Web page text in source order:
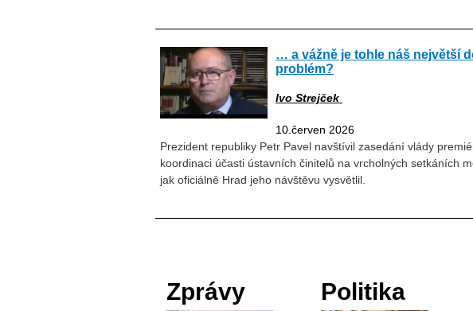
… a vážně je tohle náš největší
problém?
Ivo Strejček
10.červen 2026
Prezident republiky Petr Pavel navštívil zasedání vlády
koordinaci účasti ústavních činitelů na vrcholných setkáních
jak oficiálně Hrad jeho návštěvu vysvětlil.
Zprávy Politika